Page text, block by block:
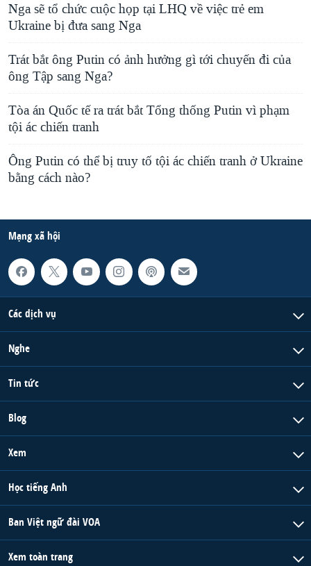
Nga sẽ tổ chức cuộc họp tại LHQ về việc trẻ em
Ukraine bị đưa sang Nga
Trát bắt ông Putin có ảnh hưởng gì tới chuyến đi của
ông Tập sang Nga?
Tòa án Quốc tế ra trát bắt Tổng thống Putin vì phạm
tội ác chiến tranh
Ông Putin có thể bị truy tố tội ác chiến tranh ở Ukraine
bằng cách nào?
Mạng xã hội
Các dịch vụ
Nghe
Tin tức
Blog
Xem
Học tiếng Anh
Ban Việt ngữ đài VOA
Xem toàn trang